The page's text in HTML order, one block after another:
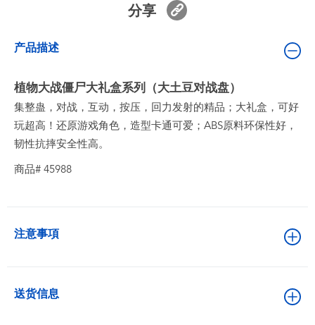
玩具促销
分享
产品描述
植物大战僵尸大礼盒系列（大土豆对战盘）
集整蛊，对战，互动，按压，回力发射的精品；大礼盒，可好
玩超高！还原游戏角色，造型卡通可爱；ABS原料环保性好，
韧性抗摔安全性高。
商品# 45988
注意事項
送货信息